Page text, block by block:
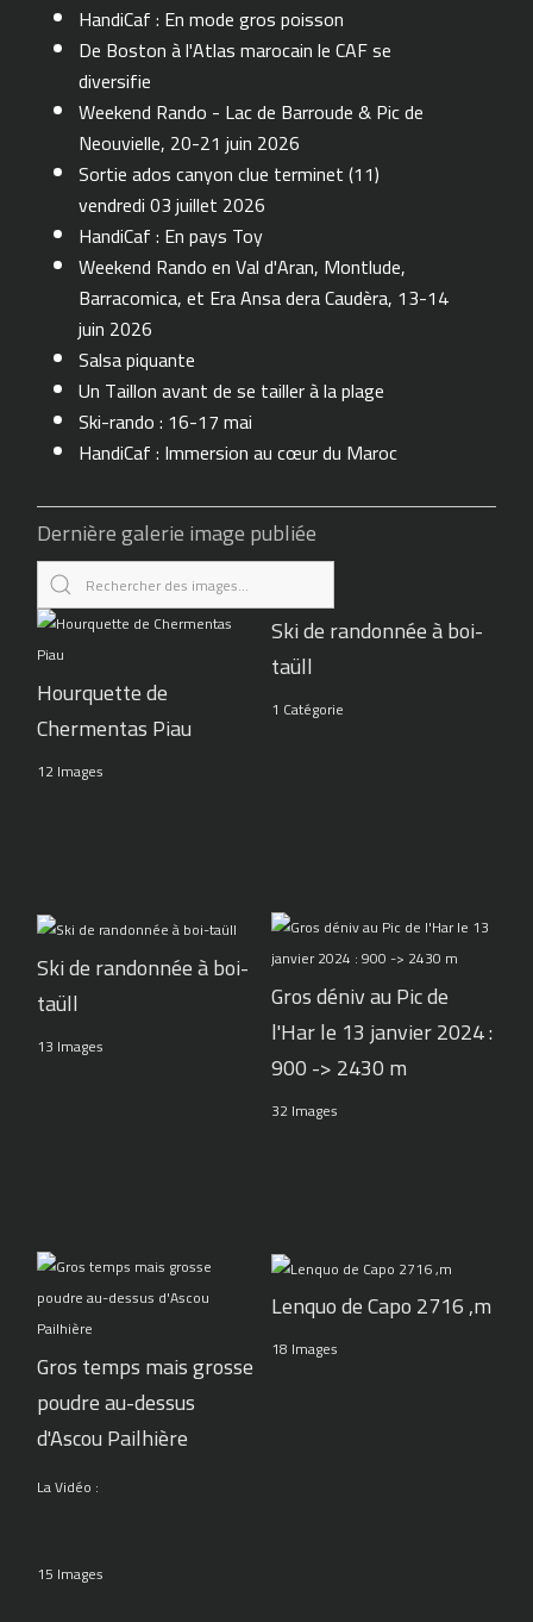
HandiCaf : En mode gros poisson
De Boston à l'Atlas marocain le CAF se
diversifie
Weekend Rando - Lac de Barroude & Pic de
Neouvielle, 20-21 juin 2026
Sortie ados canyon clue terminet (11)
vendredi 03 juillet 2026
HandiCaf : En pays Toy
Weekend Rando en Val d'Aran, Montlude,
Barracomica, et Era Ansa dera Caudèra, 13-14
juin 2026
Salsa piquante
Un Taillon avant de se tailler à la plage
Ski-rando : 16-17 mai
HandiCaf : Immersion au cœur du Maroc
Dernière galerie image publiée
Hourquette de
Chermentas Piau
12 Images
Ski de randonnée à boi-
taüll
1 Catégorie
Ski de randonnée à boi-
taüll
13 Images
Gros déniv au Pic de
l'Har le 13 janvier 2024 :
900 -> 2430 m
32 Images
Gros temps mais grosse
poudre au-dessus
d'Ascou Pailhière
La Vidéo :
15 Images
Lenquo de Capo 2716 ,m
18 Images